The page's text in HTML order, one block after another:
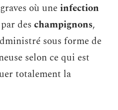
où uneinfection
des champignons,
sous forme de
selon ce qui est
totalement la